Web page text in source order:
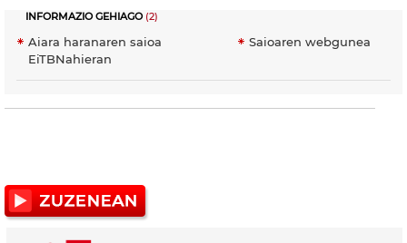
INFORMAZIO GEHIAGO(2)
Aiara haranaren saioa
EiTBNahieran
Saioaren webgunea